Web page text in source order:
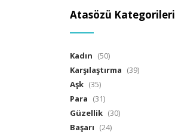
Atasözü Kategorileri
Kadın (50)
Karşılaştırma (39)
Aşk (35)
Para (31)
Güzellik (30)
Başarı (24)